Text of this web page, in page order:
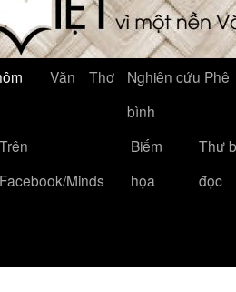
Văn Thơ
Nghiên cứu Phê
bình
Trên
Facebook/Minds
Biếm
họa
Thư
đọc